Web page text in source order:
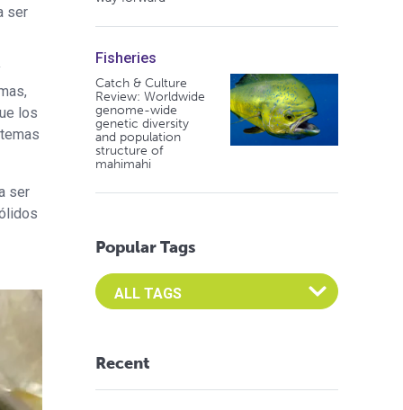
ser
los
ser
Fisheries
Catch & Culture
Review: Worldwide
genome-wide
genetic diversity
and population
structure of
mahimahi
Popular Tags
Select an Advocate Tag to view it's posts
Recent